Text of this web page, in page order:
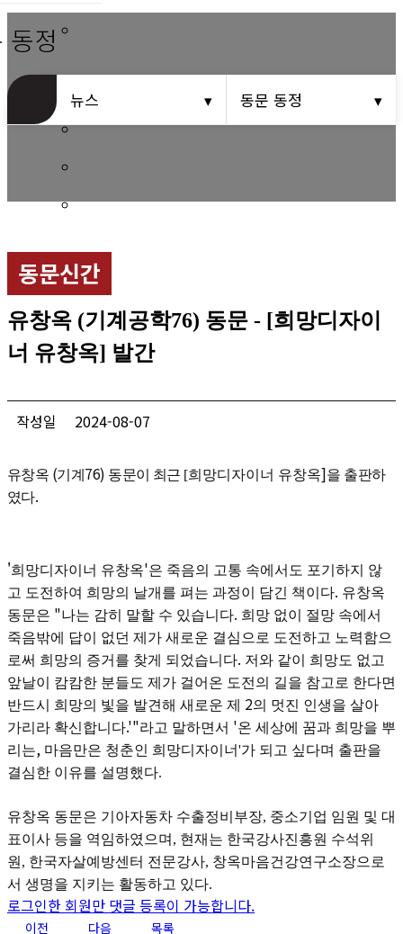
동문회비
회비 안내
동문ID카드 발급
동정
뉴스 동문 동정
동문신간
유창옥 (기계공학76) 동문 - [희망디자이
너 유창옥] 발간
작성일 2024-08-07
유창옥 (기계 76) 동문이 최근 [희망디자이너 유창옥]을 출판하
였다.
'희망디자이너 유창옥'은 죽음의 고통 속에서도 포기하지 않
고 도전하여 희망의 날개를 펴는 과정이 담긴 책이다. 유창옥
동문은 "나는 감히 말할 수 있습니다. 희망 없이 절망 속에서
죽음밖에 답이 없던 제가 새로운 결심으로 도전하고 노력함으
로써 희망의 증거를 찾게 되었습니다. 저와 같이 희망도 없고
앞날이 캄캄한 분들도 제가 걸어온 도전의 길을 참고로 한다면
반드시 희망의 빛을 발견해 새로운 제 2의 멋진 인생을 살아
가리라 확신합니다.'"라고 말하면서 '온 세상에 꿈과 희망을 뿌
리는, 마음만은 청춘인 희망디자이너'가 되고 싶다며 출판을
결심한 이유를 설명했다.
유창옥 동문은 기아자동차 수출정비부장, 중소기업 임원 및 대
표이사 등을 역임하였으며, 현재는 한국강사진흥원 수석위
원, 한국자살예방센터 전문강사, 창옥마음건강연구소장으로
서 생명을 지키는 활동하고 있다.
로그인한 회원만 댓글 등록이 가능합니다.
이전 다음 목록